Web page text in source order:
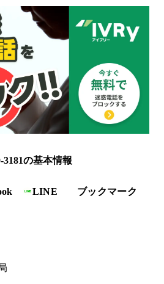
3181の基本情報
LINE
ブックマーク